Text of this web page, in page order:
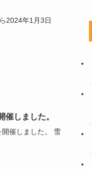
2024年1月3日
しました。
催しました。 雪